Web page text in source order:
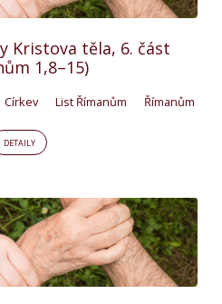
Kristova těla, 6. část
1,8–15)
Církev List Římanům Římanům
DETAILY